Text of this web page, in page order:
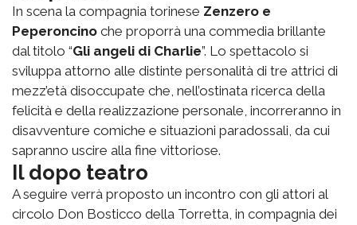
In scena la compagnia torinese Zenzero e
Peperoncino che proporrà una commedia brillante
dal titolo “Gli angeli di Charlie”. Lo spettacolo si
sviluppa attorno alle distinte personalità di tre attrici di
mezz’età disoccupate che, nell’ostinata ricerca della
felicità e della realizzazione personale, incorreranno in
disavventure comiche e situazioni paradossali, da cui
sapranno uscire alla fine vittoriose.
Il dopo teatro
A seguire verrà proposto un incontro con gli attori al
circolo Don Bosticco della Torretta, in compagnia dei